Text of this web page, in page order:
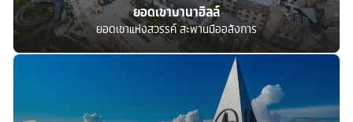
ยอดเขาบานาฮิลล์
ยอดเขาแห่งสวรรค์ สะพานมืออลังการ